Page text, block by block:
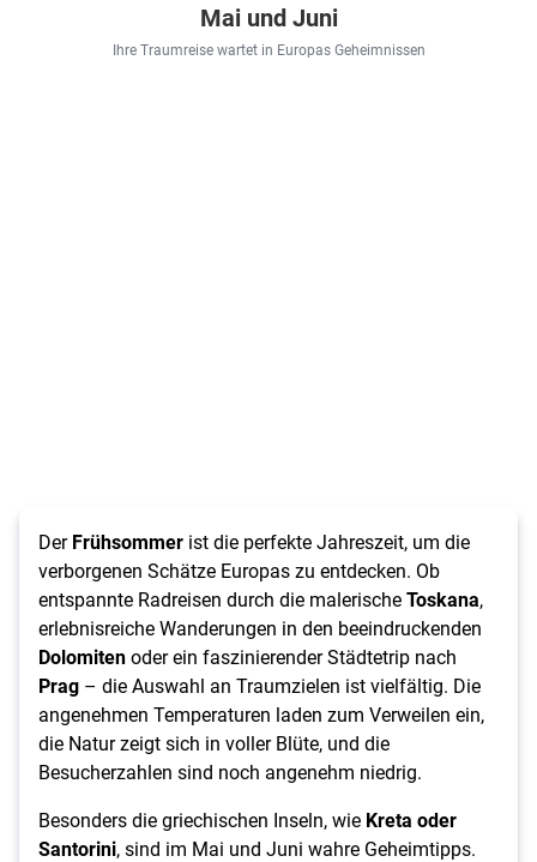
Mai und Juni
Ihre Traumreise wartet in Europas Geheimnissen
DerFrühsommer ist die perfekte Jahreszeit, um die
verborgenen Schätze Europas zu entdecken. Ob
entspannte Radreisen durch die malerischeToskana,
erlebnisreiche Wanderungen in den beeindruckenden
Dolomitenoder ein faszinierender Städtetrip nach
Prag – die Auswahl an Traumzielen ist vielfältig. Die
angenehmen Temperaturen laden zum Verweilen ein,
die Natur zeigt sich in voller Blüte, und die
Besucherzahlen sind noch angenehm niedrig.
Besonders die griechischen Inseln, wie Kreta oder
Santorini, sind im Mai und Juni wahre Geheimtipps.